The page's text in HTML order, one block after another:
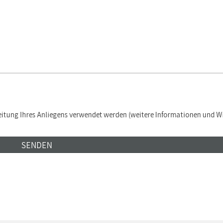
Ihres Anliegens verwendet werden (weitere Informationen und
SENDEN